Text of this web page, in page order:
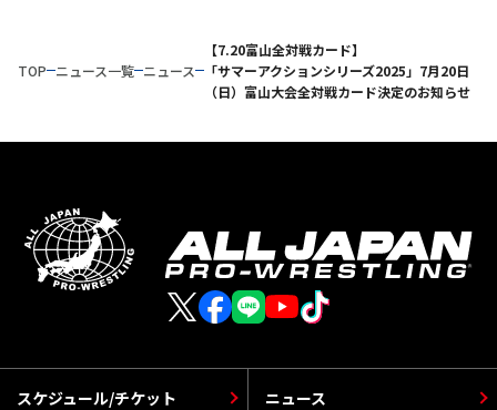
TOP ニュース一覧 ニュース
【7.20富山全対戦カード】
「サマーアクションシリーズ2025」7月20日
（日）富山大会全対戦カード決定のお知らせ
スケジュール/チケット ニュース